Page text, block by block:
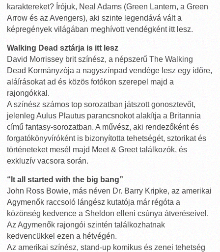
karaktereket? Írójuk, Neal Adams (Green Lantern, a Green
Arrow és az Avengers), aki szinte legendává vált a
képregények világában meghívott vendégként itt lesz.
Walking Dead sztárja is itt lesz
David Morrissey brit színész, a népszerű The Walking
Dead Kormányzója a nagyszínpad vendége lesz egy időre,
aláírásokat ad és közös fotókon szerepel majd a
rajongókkal.
A színész számos top sorozatban játszott gonosztevőt,
jelenleg Aulus Plautus parancsnokot alakítja a Britannia
című fantasy-sorozatban. A művész, aki rendezőként és
forgatókönyvíróként is bizonyította tehetségét, sztorikat és
történeteket mesél majd Meet & Greet találkozók, és
exkluzív vacsora során.
“It all started with the big bang”
John Ross Bowie, más néven Dr. Barry Kripke, az amerikai
Agymenők raccsoló lángész kutatója már régóta a
közönség kedvence a Sheldon elleni csúnya átveréseivel.
Az Agymenők rajongói szintén találkozhatnak
kedvencükkel ezen a hétvégén.
Az amerikai színész, stand-up komikus és zenei tehetség